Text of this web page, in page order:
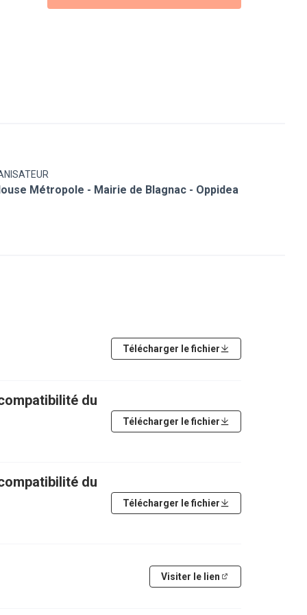
Métropole - Mairie de Blagnac - Oppidea
Télécharger le fichier
Télécharger le fichier
du
Télécharger le fichier
Visiter le lien
(Lien externe)